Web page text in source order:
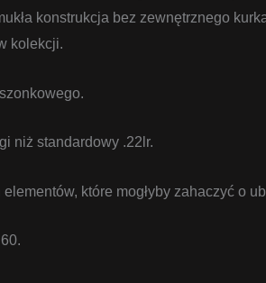
konstrukcja bez zewnętrznego
kolekcji.
niż standardowy .22lr.
które mogłyby zahaczyć o